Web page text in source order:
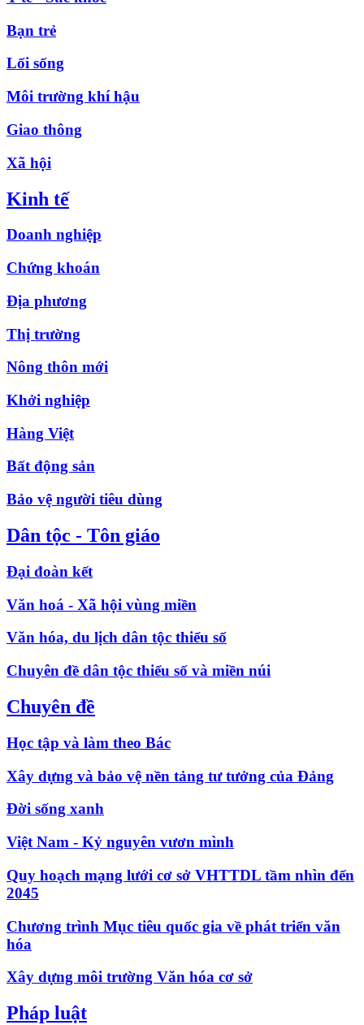
Bạn trẻ
Lối sống
Môi trường khí hậu
Giao thông
Xã hội
Kinh tế
Doanh nghiệp
Chứng khoán
Địa phương
Thị trường
Nông thôn mới
Khởi nghiệp
Hàng Việt
Bất động sản
Bảo vệ người tiêu dùng
Dân tộc - Tôn giáo
Đại đoàn kết
Văn hoá - Xã hội vùng miền
Văn hóa, du lịch dân tộc thiểu số
Chuyên đề dân tộc thiểu số và miền núi
Chuyên đề
Học tập và làm theo Bác
Xây dựng và bảo vệ nền tảng tư tưởng của Đảng
Đời sống xanh
Việt Nam - Kỷ nguyên vươn mình
Quy hoạch mạng lưới cơ sở VHTTDL tầm nhìn đến
2045
Chương trình Mục tiêu quốc gia về phát triển văn
hóa
Xây dựng môi trường Văn hóa cơ sở
Pháp luật